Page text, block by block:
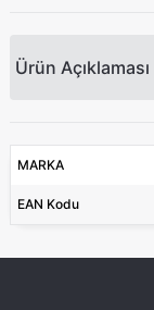
Ürün Açıklaması
MARKA
EAN Kodu